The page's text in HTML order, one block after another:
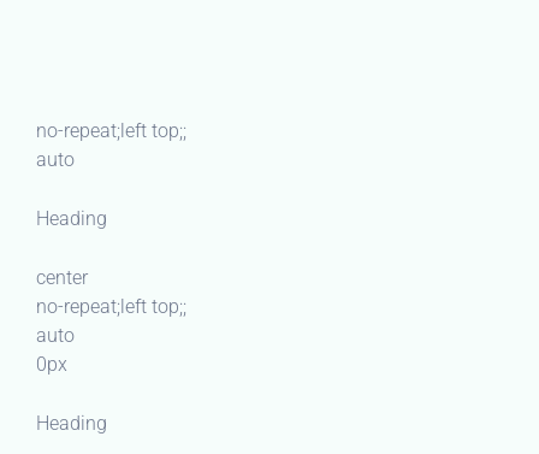
no-repeat;left top;;
auto
Heading
center
no-repeat;left top;;
auto
0px
Heading